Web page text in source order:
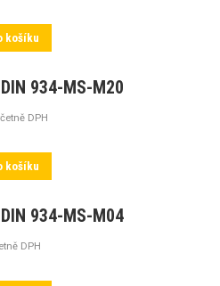
košíku
934-MS-M20
DPH
košíku
934-MS-M04
DPH